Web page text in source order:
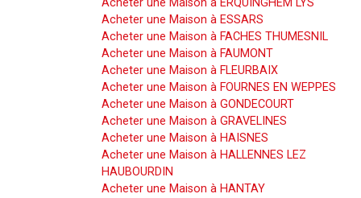
Acheter une Maison à ERQUINGHEM LYS
Acheter une Maison à ESSARS
Acheter une Maison à FACHES THUMESNIL
Acheter une Maison à FAUMONT
Acheter une Maison à FLEURBAIX
Acheter une Maison à FOURNES EN WEPPES
Acheter une Maison à GONDECOURT
Acheter une Maison à GRAVELINES
Acheter une Maison à HAISNES
Acheter une Maison à HALLENNES LEZ
HAUBOURDIN
Acheter une Maison à HANTAY